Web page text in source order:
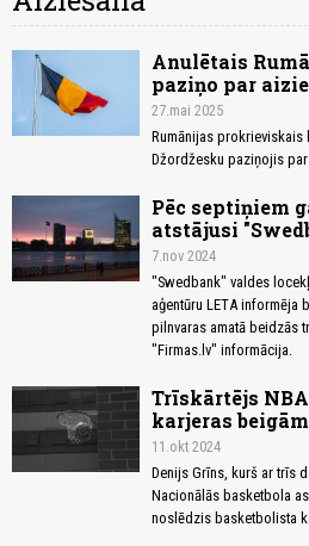
Anulētais
paziņo par
27.mai 2025
Rumānijas
Džordžesku paziņojis
Pēc septiņiem
atstājusi
7.nov 2024
"Swedbank" valdes
aģentūru LETA informēja
pilnvaras amatā beidzās
"Firmas.lv" informācija.
Trīskārtējs
karjeras beigām
11.okt 2024
Denijs Grīns, kurš ar trīs
Nacionālās basketbola
noslēdzis basketbolista